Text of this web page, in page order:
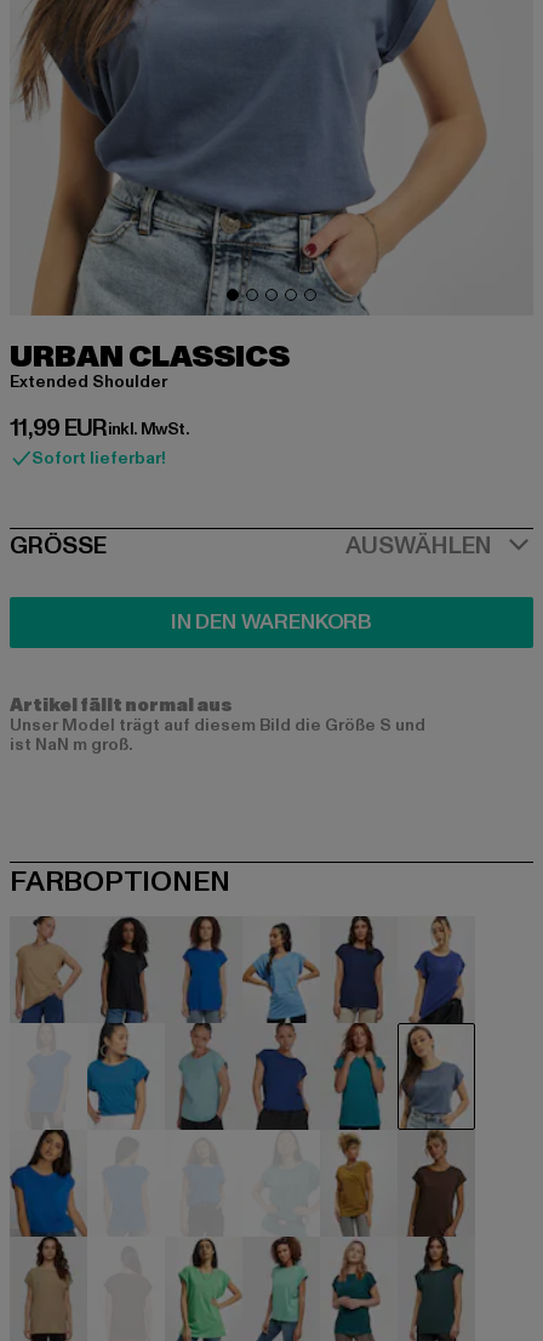
URBAN CLASSICS
Extended Shoulder
11,99 EUR
Derzeitiger Preis: 11,99 EUR
inkl. MwSt.
Sofort lieferbar!
SIZE
GRÖSSE AUSWÄHLEN
IN DEN WARENKORB
Artikel fällt normal aus
Unser Model trägt auf diesem Bild die Größe S und
ist NaN m groß.
FARBOPTIONEN
beige schwarzblau blau blau
blau blau blau
blau blau blau braun braun